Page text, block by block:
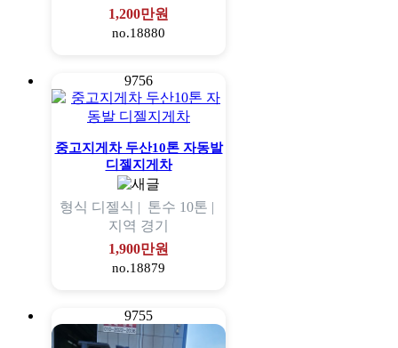
1,200만원
no.18880
9756
중고지게차 두산10톤 자동발
디젤지게차
형식 디젤식 | 톤수 10톤 |
지역 경기
1,900만원
no.18879
9755